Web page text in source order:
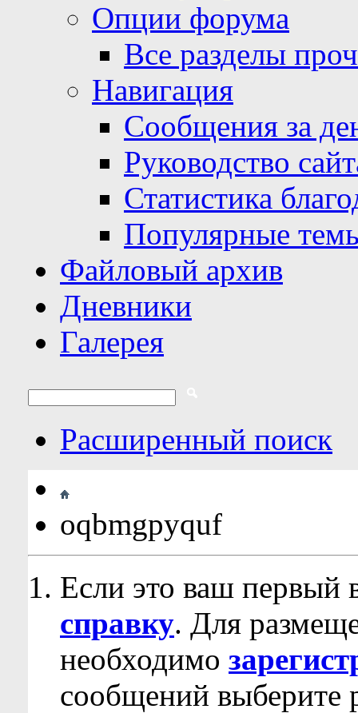
Опции форума
Все разделы
Навигация
Сообщения за
Руководство
Статистика
Популярные
Файловый архив
Дневники
Галерея
Расширенный поиск
oqbmgpyquf
Если это ваш первый
справку. Для
необходимо
сообщений выберите